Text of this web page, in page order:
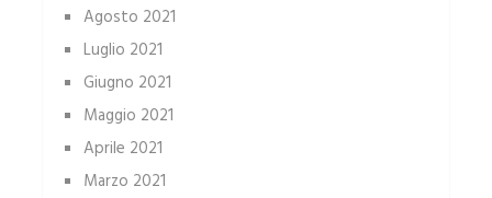
Agosto 2021
Luglio 2021
Giugno 2021
Maggio 2021
Aprile 2021
Marzo 2021